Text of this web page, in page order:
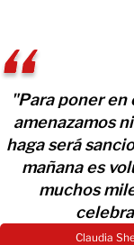
"Para poner en
amenazamos
haga será
mañana es
muchos
Claudia